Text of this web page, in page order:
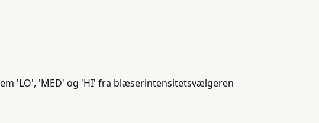
'LO', 'MED' og 'HI' fra blæserintensitetsvælgeren